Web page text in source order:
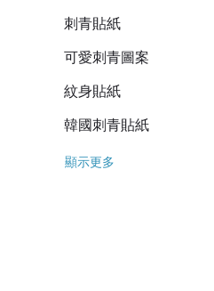
刺青貼紙
可愛刺青圖案
紋身貼紙
韓國刺青貼紙
顯示更多